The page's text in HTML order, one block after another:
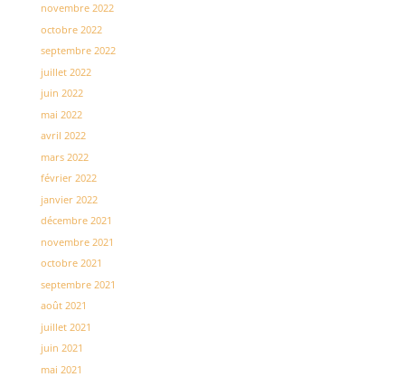
novembre 2022
octobre 2022
septembre 2022
juillet 2022
juin 2022
mai 2022
avril 2022
mars 2022
février 2022
janvier 2022
décembre 2021
novembre 2021
octobre 2021
septembre 2021
août 2021
juillet 2021
juin 2021
mai 2021